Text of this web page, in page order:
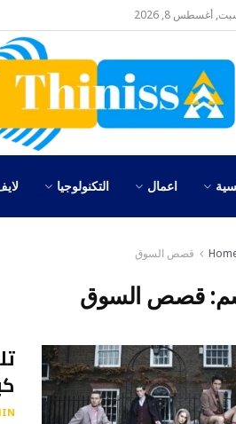
أغسطس 8, 2026
اعمال التكنولوجيا
قصص السوق
قصص السوق